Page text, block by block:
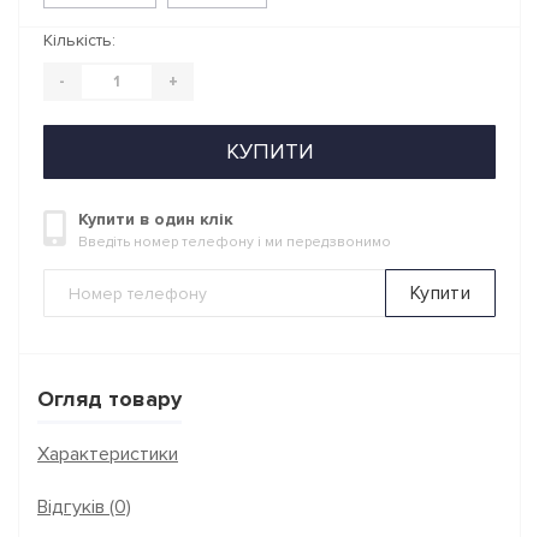
Кількість:
- +
КУПИТИ
Купити в один клік
Введіть номер телефону і ми передзвонимо
Купити
Огляд товару
Характеристики
Відгуків (0)